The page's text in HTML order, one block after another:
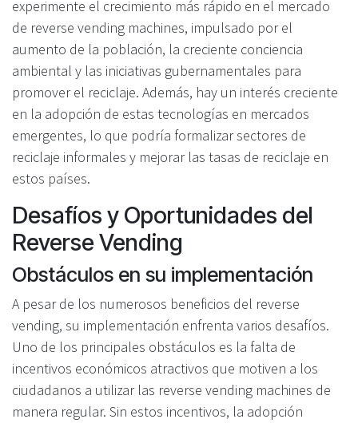
experimente el crecimiento más rápido en el mercado
de reverse vending machines, impulsado por el
aumento de la población, la creciente conciencia
ambiental y las iniciativas gubernamentales para
promover el reciclaje. Además, hay un interés creciente
en la adopción de estas tecnologías en mercados
emergentes, lo que podría formalizar sectores de
reciclaje informales y mejorar las tasas de reciclaje en
estos países.
Desafíos y Oportunidades del
Reverse Vending
Obstáculos en su implementación
A pesar de los numerosos beneficios del reverse
vending, su implementación enfrenta varios desafíos.
Uno de los principales obstáculos es la falta de
incentivos económicos atractivos que motiven a los
ciudadanos a utilizar las reverse vending machines de
manera regular. Sin estos incentivos, la adopción